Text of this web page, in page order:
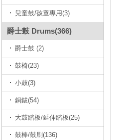
兒童鼓/孩童專用(3)
爵士鼓 Drums(366)
爵士鼓 (2)
鼓椅(23)
小鼓(3)
銅鈸(54)
大鼓踏板/延伸踏板(25)
鼓棒/鼓刷(136)